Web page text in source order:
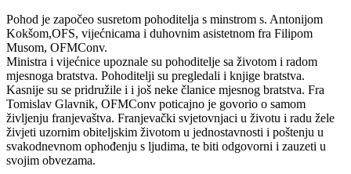
Pohod je započeo susretom pohoditelja s minstrom s. Antonijom
Kokšom,OFS, vijećnicama i duhovnim asistetnom fra Filipom
Musom, OFMConv.
Ministra i vijećnice upoznale su pohoditelje sa životom i radom
mjesnoga bratstva. Pohoditelji su pregledali i knjige bratstva.
Kasnije su se pridružile i i još neke članice mjesnog bratstva. Fra
Tomislav Glavnik, OFMConv poticajno je govorio o samom
življenju franjevaštva. Franjevački svjetovnjaci u životu i radu žele
živjeti uzornim obiteljskim životom u jednostavnosti i poštenju u
svakodnevnom ophođenju s ljudima, te biti odgovorni i zauzeti u
svojim obvezama.